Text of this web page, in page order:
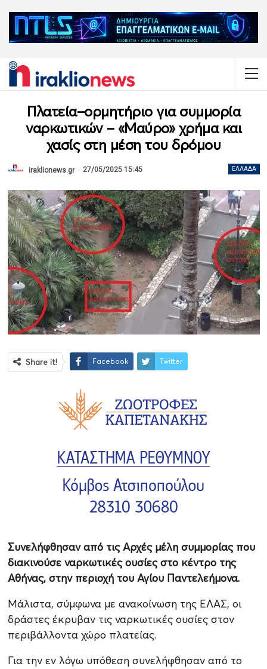
Πλατεία–ορμητήριο για συμμορία
ναρκωτικών – «Μαύρο» χρήμα και
χασίς στη μέση του δρόμου
ΕΛΛΆΔΑ
iraklionews.gr 27/05/2025 15:45
Share it! Facebook Twitter
Συνελήφθησαν από τις Αρχές μέλη συμμορίας που
διακινούσε ναρκωτικές ουσίες στο κέντρο της
Αθήνας, στην περιοχή του Αγίου Παντελεήμονα.
Μάλιστα, σύμφωνα με ανακοίνωση της ΕΛΑΣ, οι
δράστες έκρυβαν τις ναρκωτικές ουσίες στον
περιβάλλοντα χώρο πλατείας.
Για την εν λόγω υπόθεση συνελήφθησαν από το